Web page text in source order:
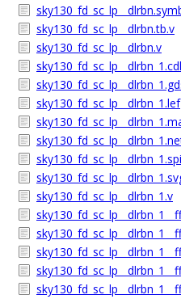
sky130_fd_sc_lp__dlrbn.tb.v
sky130_fd_sc_lp__dlrbn.v
sky130_fd_sc_lp__dlrbn_1.cdl
sky130_fd_sc_lp__dlrbn_1.lef
sky130_fd_sc_lp__dlrbn_1.v